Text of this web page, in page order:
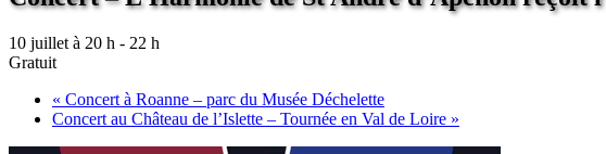
10 juillet à 20 h - 22 h
Gratuit
« Concert à Roanne – parc du Musée Déchelette
Concert au Château de l’Islette – Tournée en Val de Loire »